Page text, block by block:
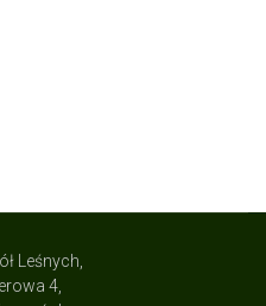
Leśnych,
4,